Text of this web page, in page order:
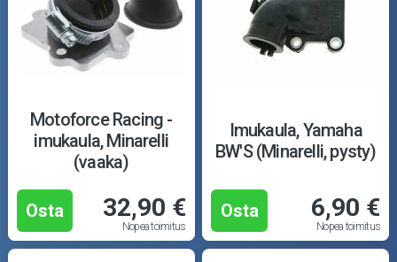
Motoforce Racing -
imukaula, Minarelli
(vaaka)
Osta 32,90 €
Nopea toimitus
Imukaula, Yamaha
BW'S (Minarelli, pysty)
Osta 6,90 €
Nopea toimitus